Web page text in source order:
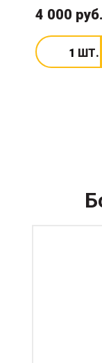
4 000 руб.
ШТ.